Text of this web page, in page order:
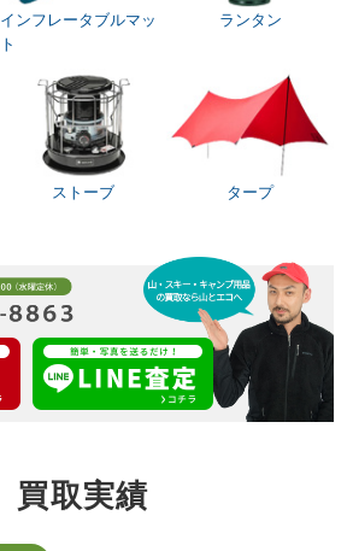
インフレータブルマッ
ト
ランタン
ストーブ タープ
買取実績